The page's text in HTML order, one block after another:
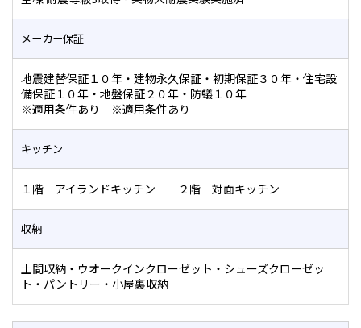
メーカー保証
地震建替保証１０年・建物永久保証・初期保証３０年・住宅設
備保証１０年・地盤保証２０年・防蟻１０年
※適用条件あり ※適用条件あり
キッチン
１階 アイランドキッチン ２階 対面キッチン
収納
土間収納・ウオークインクローゼット・シューズクローゼッ
ト・パントリー・小屋裏収納